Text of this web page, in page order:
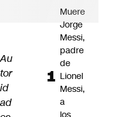
Au
tor
id
ad
Muere
Jorge
Messi,
padre
de
Lionel
Messi,
a
los